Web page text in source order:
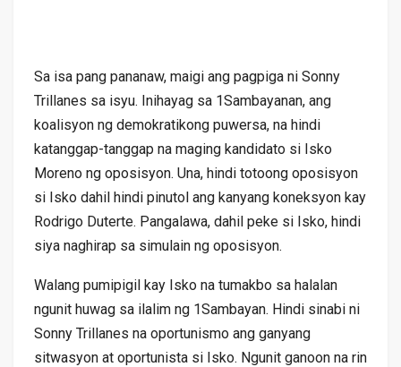
Sa isa pang pananaw, maigi ang pagpiga ni Sonny
Trillanes sa isyu. Inihayag sa 1Sambayanan, ang
koalisyon ng demokratikong puwersa, na hindi
katanggap-tanggap na maging kandidato si Isko
Moreno ng oposisyon. Una, hindi totoong oposisyon
si Isko dahil hindi pinutol ang kanyang koneksyon kay
Rodrigo Duterte. Pangalawa, dahil peke si Isko, hindi
siya naghirap sa simulain ng oposisyon.
Walang pumipigil kay Isko na tumakbo sa halalan
ngunit huwag sa ilalim ng 1Sambayan. Hindi sinabi ni
Sonny Trillanes na oportunismo ang ganyang
sitwasyon at oportunista si Isko. Ngunit ganoon na rin